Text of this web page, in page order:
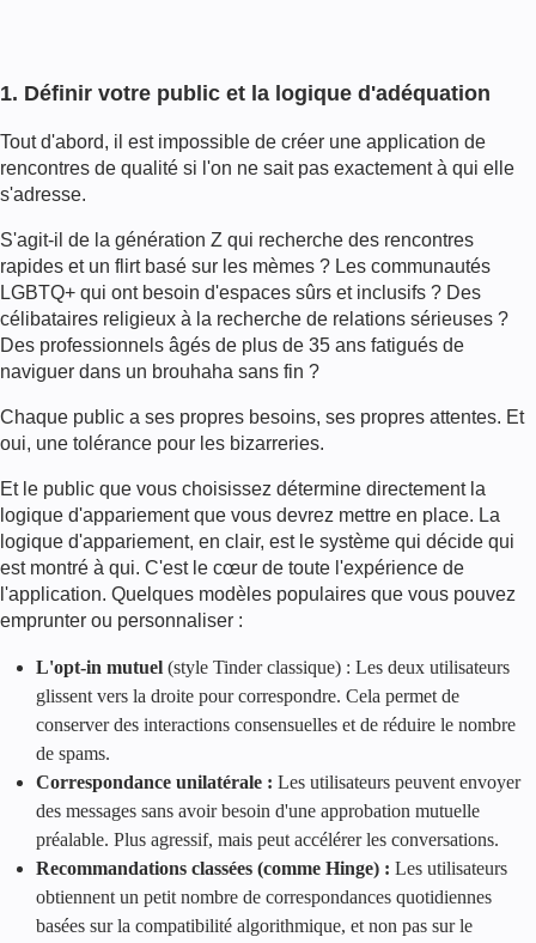
1. Définir votre public et la logique d'adéquation
Tout d'abord, il est impossible de créer une application de
rencontres de qualité si l'on ne sait pas exactement à qui elle
s'adresse.
S'agit-il de la génération Z qui recherche des rencontres
rapides et un flirt basé sur les mèmes ? Les communautés
LGBTQ+ qui ont besoin d'espaces sûrs et inclusifs ? Des
célibataires religieux à la recherche de relations sérieuses ?
Des professionnels âgés de plus de 35 ans fatigués de
naviguer dans un brouhaha sans fin ?
Chaque public a ses propres besoins, ses propres attentes. Et
oui, une tolérance pour les bizarreries.
Et le public que vous choisissez détermine directement la
logique d'appariement que vous devrez mettre en place. La
logique d'appariement, en clair, est le système qui décide qui
est montré à qui. C'est le cœur de toute l'expérience de
l'application. Quelques modèles populaires que vous pouvez
emprunter ou personnaliser :
L'opt-in mutuel (style Tinder classique) : Les deux utilisateurs
glissent vers la droite pour correspondre. Cela permet de
conserver des interactions consensuelles et de réduire le nombre
de spams.
Correspondance unilatérale : Les utilisateurs peuvent envoyer
des messages sans avoir besoin d'une approbation mutuelle
préalable. Plus agressif, mais peut accélérer les conversations.
Recommandations classées (comme Hinge) : Les utilisateurs
obtiennent un petit nombre de correspondances quotidiennes
basées sur la compatibilité algorithmique, et non pas sur le